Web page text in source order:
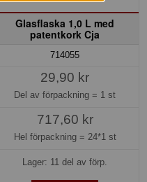
Glasflaska 1,0 L med
patentkork Cja
714055
29,90 kr
Del av förpackning = 1 st
717,60 kr
Hel förpackning = 24*1 st
Lager: 11 del av förp.